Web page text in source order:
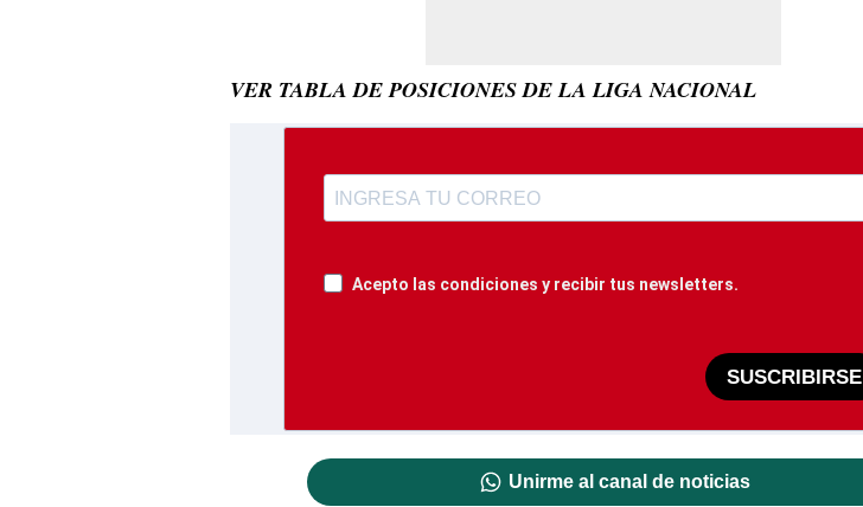
VER TABLA DE POSICIONES DE LA LIGA NACIONAL
Acepto las condiciones y recibir tus newsletters.
SUSCRIBIRSE
Unirme al canal de noticias